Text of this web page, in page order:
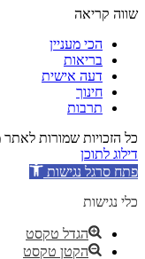
שווה קריאה
הכי מעניין
בריאות
דעה אישית
חינוך
תרבות
כל הזכויות שמורות לאתר
דילוג לתוכן
פתח סרגל נגישות
כלי נגישות
הגדל טקסט
הקטן טקסט